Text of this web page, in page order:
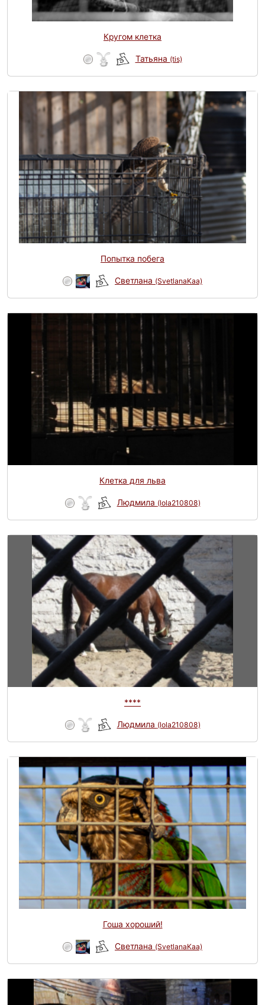
Кругом клетка
Татьяна (tis)
Попытка побега
Светлана (SvetlanaKaa)
Клетка для льва
Людмила (lola210808)
****
Людмила (lola210808)
Гоша хороший!
Светлана (SvetlanaKaa)